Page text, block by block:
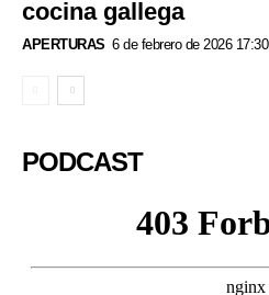
cocina gallega
APERTURAS 6 de febrero de 2026 17:30
PODCAST